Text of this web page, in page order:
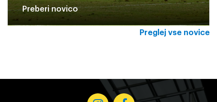
Preberi novico
Preglej vse novice